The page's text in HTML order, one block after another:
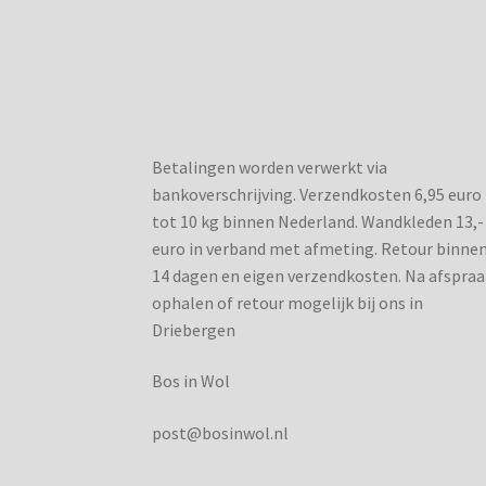
Betalingen worden verwerkt via
bankoverschrijving. Verzendkosten 6,95 euro
tot 10 kg binnen Nederland. Wandkleden 13,-
euro in verband met afmeting. Retour
14 dagen en eigen verzendkosten. Na
ophalen of retour mogelijk bij ons in
Driebergen
Bos in Wol
post@bosinwol.nl